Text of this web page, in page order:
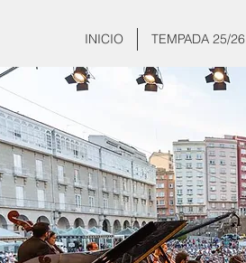
INICIO TEMPADA 25/26